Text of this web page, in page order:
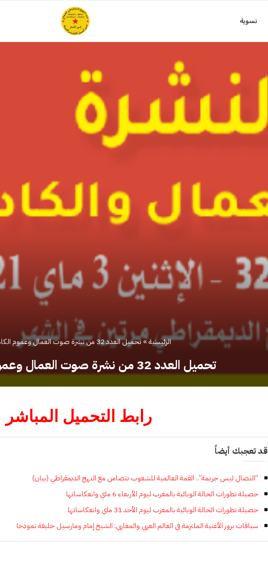
نسوية
الرئيسية»تحميل العدد 32 من نشرة صوت العمال وعموم الكادحين
تحميل العدد 32 من نشرة صوت العمال وعموم الكادحين
رابط التحميل المباشر
قد تعجبك أيضاً
“النضال ليس جريمة”.. القمة العالمية للشعوب تتضامن مع النهج الديمقراطي (بيان)
حصيلة تطورات الحالة الوبائية بالمغرب ليوم الأربعاء 6 ماي وانعكاساتها
حصيلة تطورات الحالة الوبائية بالمغرب ليوم الأحد 31 ماي وانعكاساتها
سياقات بروز الأغنية الملتزمة في العالم العربي والمغاربي: الشيخ إمام ومارسيل خليفة نموذجا